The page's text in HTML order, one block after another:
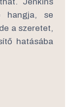
hangja, se
a szeretet,
hatásába